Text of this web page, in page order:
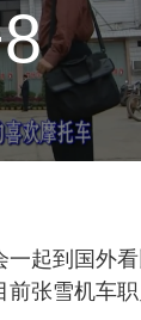
一起到国外
前张雪机车